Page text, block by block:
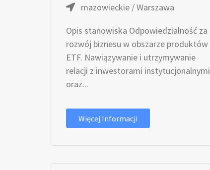
mazowieckie / Warszawa
Opis stanowiska Odpowiedzialność za
rozwój biznesu w obszarze produktów
ETF. Nawiązywanie i utrzymywanie
relacji z inwestorami instytucjonalnymi
oraz...
Więcej Informacji